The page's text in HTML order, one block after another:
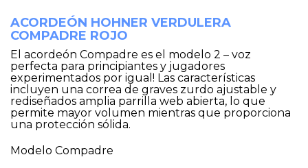
ACORDEÓN HOHNER VERDULERA
COMPADRE ROJO
El acordeón Compadre es el modelo 2 – voz
perfecta para principiantes y jugadores
experimentados por igual! Las características
incluyen una correa de graves zurdo ajustable y
rediseñados amplia parrilla web abierta, lo que
permite mayor volumen mientras que proporciona
una protección sólida.
Modelo Compadre